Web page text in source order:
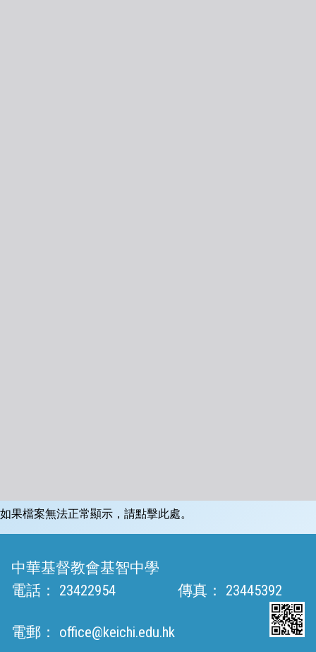
如果檔案無法正常顯示，請點擊此處。
中華基督教會基智中學
電話：
23422954 傳真： 23445392
電郵： office@keichi.edu.hk